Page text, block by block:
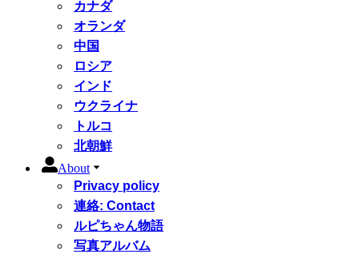
カナダ
オランダ
中国
ロシア
インド
ウクライナ
トルコ
北朝鮮
About
Privacy policy
連絡: Contact
ルピちゃん物語
写真アルバム